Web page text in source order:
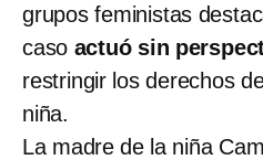
grupos feministas
caso actuó sin
restringir los derechos
niña.
La madre de la niña